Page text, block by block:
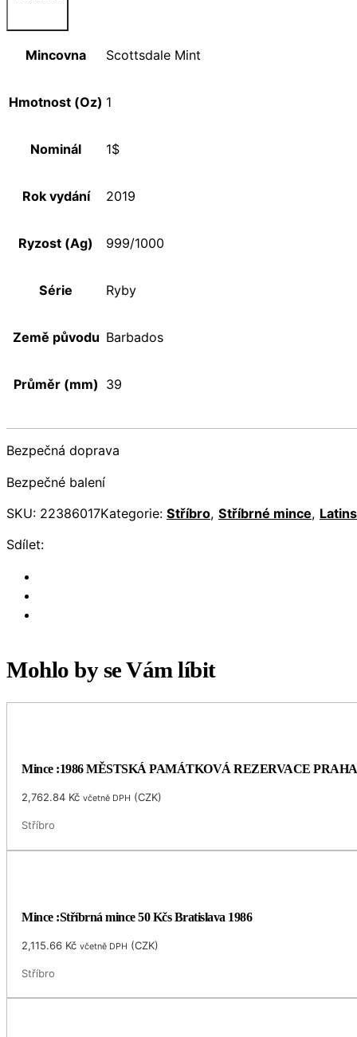
Mincovna Scottsdale Mint
Hmotnost (Oz) 1
Nominál 1$
Rok vydání 2019
Ryzost (Ag) 999/1000
Série Ryby
Země původu Barbados
Průměr (mm) 39
Bezpečná doprava
Bezpečné balení
SKU: 22386017Kategorie: Stříbro, Stříbrné mince,
Sdílet:
Mohlo by se Vám líbit
Mince :1986 MĚSTSKÁ PAMÁTKOVÁ REZERVACE PRAHA
2,762.84 Kč včetně DPH (CZK)
Stříbro
Mince :Stříbrná mince 50 Kčs Bratislava 1986
2,115.66 Kč včetně DPH (CZK)
Stříbro